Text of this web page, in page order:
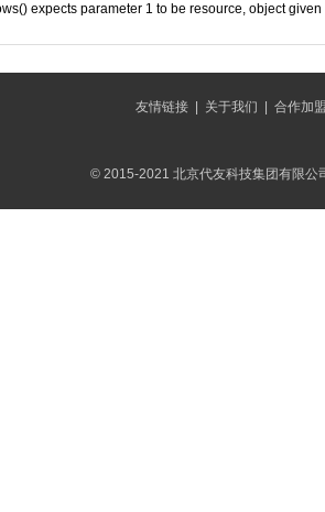
expects parameter 1 to be resource, object
友情链接| 关于我们 合作加
© 2015-2021 北京代友科技集团有限